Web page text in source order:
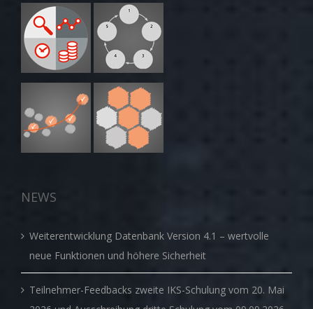
NEWS
Weiterentwicklung Datenbank Version 4.1 – wertvolle
neue Funktionen und höhere Sicherheit
Teilnehmer-Feedbacks zweite IKS-Schulung vom 20. Mai